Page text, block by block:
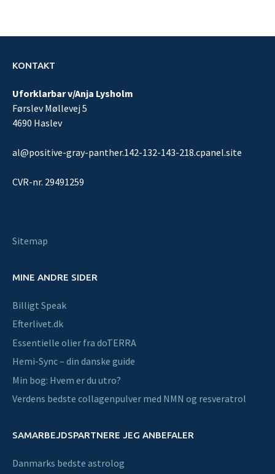
KONTAKT
Uforklarbar v/Anja Lysholm
Førslev Møllevej 5
4690 Haslev
al@positive-gray-panther.142-132-143-218.cpanel.site
CVR-nr. 29491259
Sitemap
MINE ANDRE SIDER
Billigt Speak
Efterlivet.dk
Essentielle olier fra doTERRA
Hemi-Sync – din danske guide
Min bog: Hvem er du utro?
Verdens bedste collagenpulver med NMN og resveratrol
SAMARBEJDSPARTNERE JEG ANBEFALER
Danmarks bedste astrolog